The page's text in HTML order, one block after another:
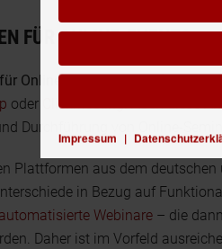
FÜR ONLINE-EVENTS
Online-Eventshaben sich
oder ClickMeeting. Auch diese
Durchführung von Online-
Plattformen aus dem
in Bezug auf
automatisierte Webinare – die
Daher ist im Vorfeld
Impressum |